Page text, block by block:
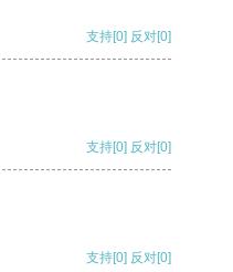
支持[0] 反对[0]
支持[0] 反对[0]
支持[0] 反对[0]